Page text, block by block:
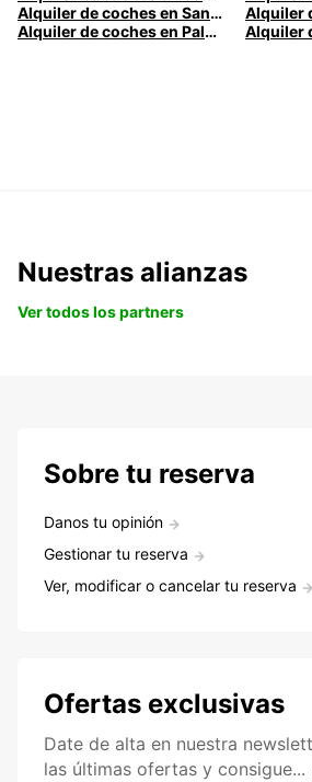
Alquiler de coches en Santander
Alquiler
Alquiler de coches en Palma
Nuestras alianzas
Ver todos los partners
Sobre tu reserva
Danos tu opinión
Gestionar tu reserva
Ver, modificar o cancelar tu reserva
Ofertas exclusivas
Date de alta en nuestra
las últimas ofertas y consigue...